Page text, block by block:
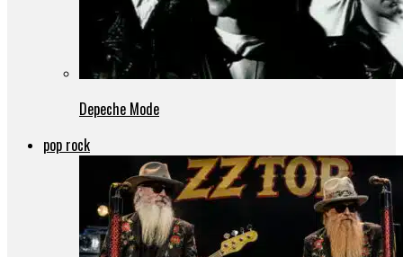
Depeche Mode
pop rock